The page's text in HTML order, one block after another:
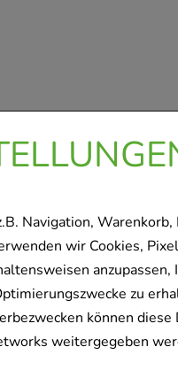
Navigation, Warenkorb,
wir Cookies,
anzupassen,
zu
können diese
weitergegeben